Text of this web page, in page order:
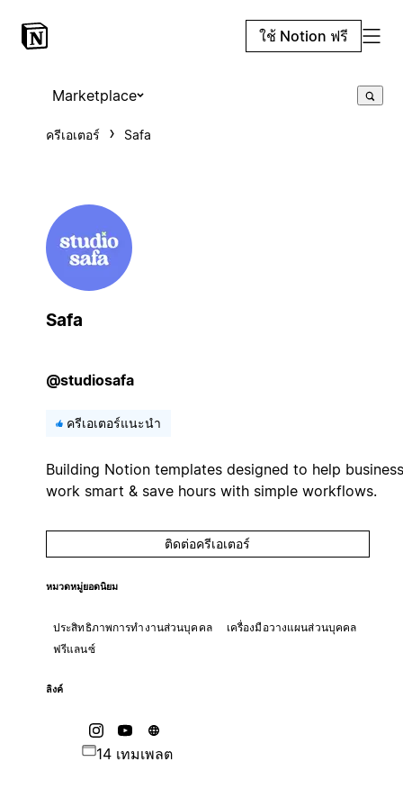
ใช้ Notion ฟรี
Marketplace
ครีเอเตอร์ Safa
Safa
@studiosafa
ครีเอเตอร์แนะนำ
Building Notion templates designed to help
work smart & save hours with simple workflows.
ติดต่อครีเอเตอร์
หมวดหมู่ยอดนิยม
ประสิทธิภาพการทำงานส่วนบุคคล
เครื่องมือวางแผนส่วนบุคคล
ฟรีแลนซ์
ลิงค์
14 เทมเพลต